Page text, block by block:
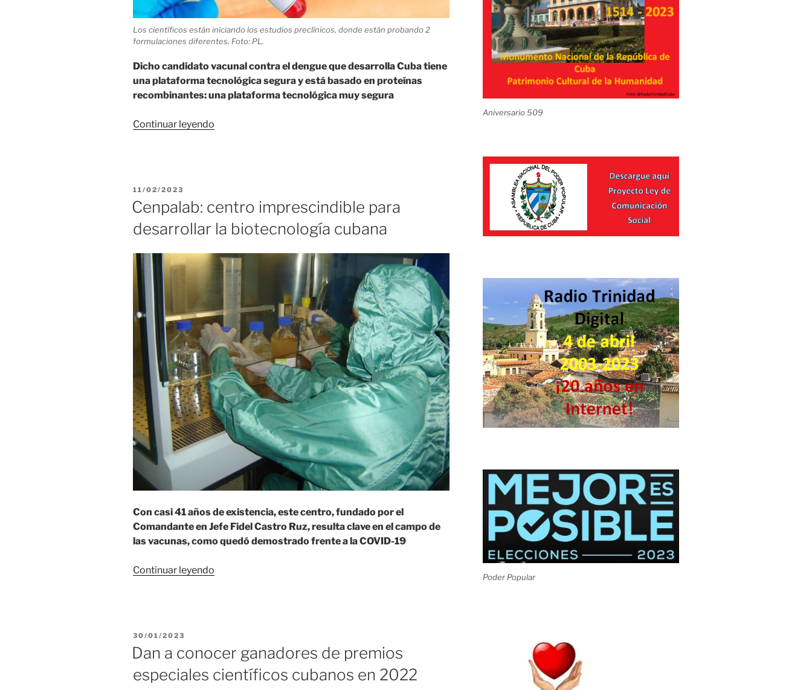
Los científicos están iniciando los estudios preclínicos, donde están probando 2
formulaciones diferentes. Foto: PL.
Dicho candidato vacunal contra el dengue que desarrolla Cuba tiene
una plataforma tecnológica segura y está basado en proteínas
recombinantes: una plataforma tecnológica muy segura
Continuar leyendo
vacuna
contra
dengue»
PUBLICADO
EL
11/02/2023
Cenpalab: centro imprescindible para
desarrollar la biotecnología cubana
Con casi 41 años de existencia, este centro, fundado por el
Comandante en Jefe Fidel Castro Ruz, resulta clave en el campo de
las vacunas, como quedó demostrado frente a la COVID-19
Continuar leyendo
biotecnología
cubana»
PUBLICADO
EL
30/01/2023
Dan a conocer ganadores de premios
especiales científicos cubanos en 2022
Aniversario 509
Poder Popular